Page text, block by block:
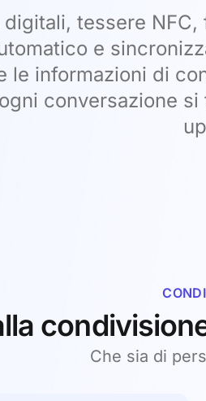
tessere
e
le informazioni di
conversazione
Che sia di